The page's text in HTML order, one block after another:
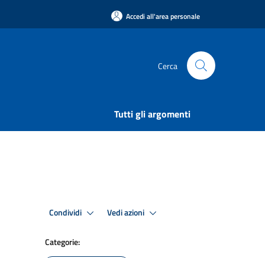
Accedi all'area personale
Cerca
Tutti gli argomenti
Condividi Vedi azioni
Categorie: